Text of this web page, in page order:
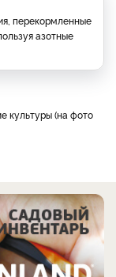
перекормленные
азотные